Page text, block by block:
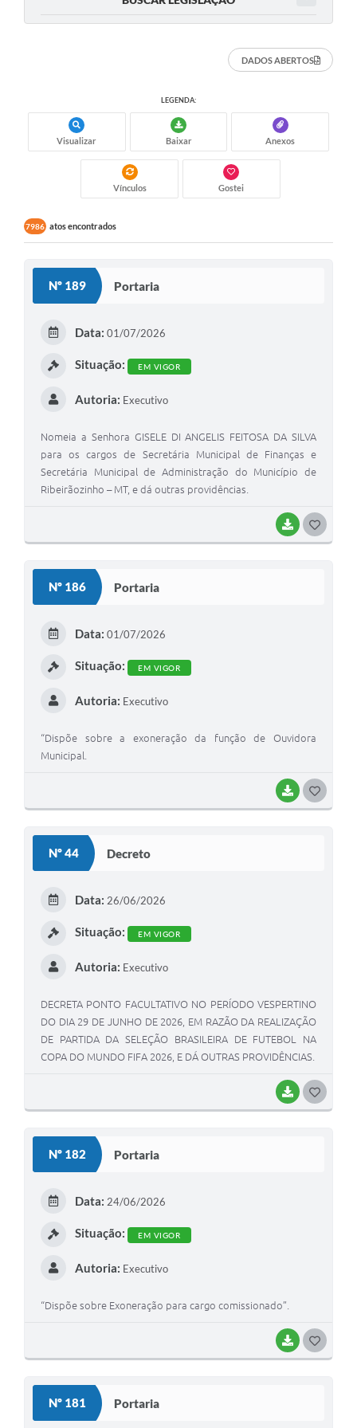
DADOS ABERTOS
LEGENDA:
Visualizar Baixar Anexos
Vínculos Gostei
7986 atos encontrados
Nº 189 Portaria
BAIXAR
Data: 01/07/2026
Situação: EM VIGOR
Autoria: Executivo
Nomeia a Senhora GISELE DI ANGELIS FEITOSA DA SILVA
para os cargos de Secretária Municipal de Finanças e
Secretária Municipal de Administração do Município de
Ribeirãozinho – MT, e dá outras providências.
Nº 186 Portaria
BAIXAR
Data: 01/07/2026
Situação: EM VIGOR
Autoria: Executivo
“Dispõe sobre a exoneração da função de Ouvidora
Municipal.
Nº 44 Decreto
BAIXAR
Data: 26/06/2026
Situação: EM VIGOR
Autoria: Executivo
DECRETA PONTO FACULTATIVO NO PERÍODO VESPERTINO
DO DIA 29 DE JUNHO DE 2026, EM RAZÃO DA REALIZAÇÃO
DE PARTIDA DA SELEÇÃO BRASILEIRA DE FUTEBOL NA
COPA DO MUNDO FIFA 2026, E DÁ OUTRAS PROVIDÊNCIAS.
Nº 182 Portaria
BAIXAR
Data: 24/06/2026
Situação: EM VIGOR
Autoria: Executivo
“Dispõe sobre Exoneração para cargo comissionado”.
Nº 181 Portaria